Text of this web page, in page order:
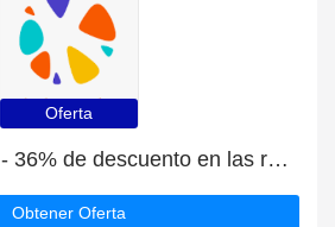
Oferta
Consigue un 5% - 36% de descuento en las rebajas de verano en Klook
Obtener Oferta